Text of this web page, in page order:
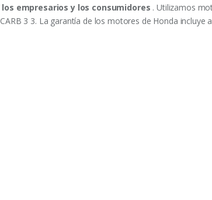
empresarios y los consumidores .Utilizamos
3 3. La garantía de los motores de Honda incluye